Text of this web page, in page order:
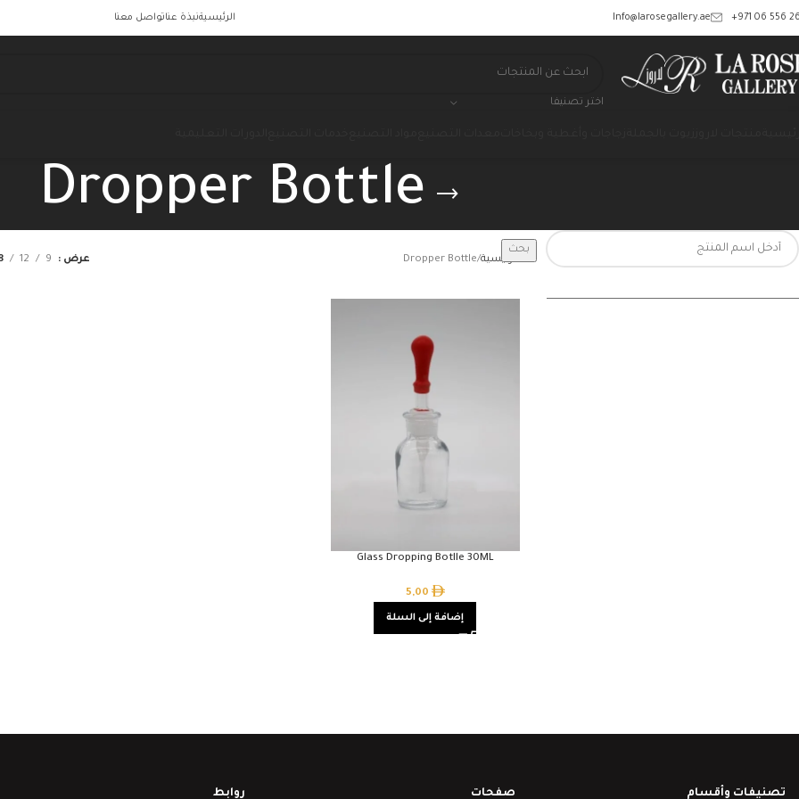
‎+971 06 556
Info@larosegallery.ae الرئيسيةنبذة عناتواصل معنا
اختر تصنيفا
Dropper Bottle
بحث
الرئيسية Dropper Bottle عرض 9
12
Glass Dropping Botlle 30ML
5,00
إضافة إلى السلة
تصنيفات وأقسام صفحات روابط